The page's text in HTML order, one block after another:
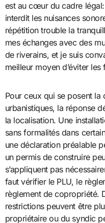
est au cœur du cadre
interdit les nuisances
répétition trouble la
mes échanges avec des
de riverains, et je suis
meilleur moyen d’éviter
Pour ceux qui se posent la
urbanistiques, la réponse
la localisation. Une
sans formalités dans
une déclaration préalable
un permis de construire
s’appliquent pas
faut vérifier le PLU, le
règlement de copropriété.
restrictions peuvent être
propriétaire ou du syndic